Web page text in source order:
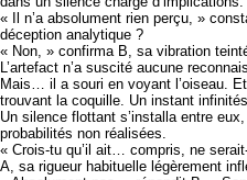
« Il n’a absolument rien perçu, »
déception analytique ?
« Non, » confirma B, sa vibration
L’artefact n’a suscité aucune
Mais… il a souri en voyant l’oiseau.
trouvant la coquille. Un instant
Un silence flottant s’installa entre
probabilités non réalisées.
« Crois-tu qu’il ait… compris, ne
A, sa rigueur habituelle légèrement